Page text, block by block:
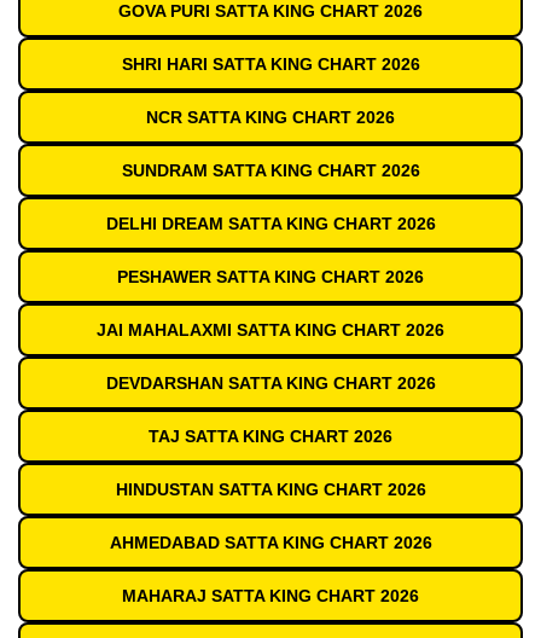
GOVA PURI SATTA KING CHART 2026
SHRI HARI SATTA KING CHART 2026
NCR SATTA KING CHART 2026
SUNDRAM SATTA KING CHART 2026
DELHI DREAM SATTA KING CHART 2026
PESHAWER SATTA KING CHART 2026
JAI MAHALAXMI SATTA KING CHART 2026
DEVDARSHAN SATTA KING CHART 2026
TAJ SATTA KING CHART 2026
HINDUSTAN SATTA KING CHART 2026
AHMEDABAD SATTA KING CHART 2026
MAHARAJ SATTA KING CHART 2026